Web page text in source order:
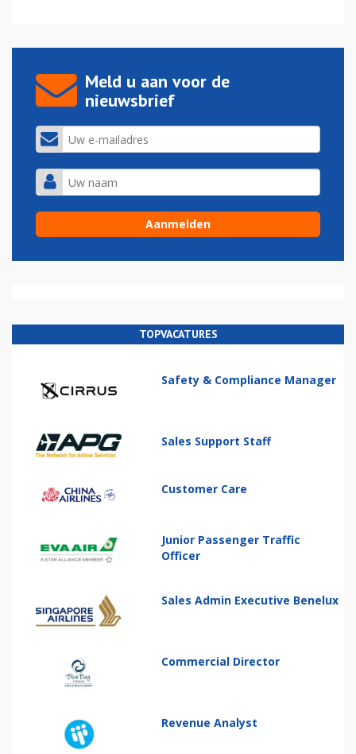
Meld u aan voor de
nieuwsbrief
TOPVACATURES
Safety & Compliance Manager
Sales Support Staff
Customer Care
Junior Passenger Traffic
Officer
Sales Admin Executive Benelux
Commercial Director
Revenue Analyst